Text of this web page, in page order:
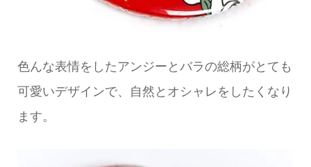
色んな表情をしたアンジーとバラの総柄がとても
可愛いデザインで、自然とオシャレをしたくなり
ます。